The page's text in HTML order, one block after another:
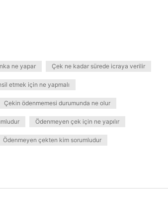
ne yapar Çek ne kadar sürede icraya verilir
etmek için ne yapmalı
Çekin ödenmemesi durumunda ne olur
Ödenmeyen çek için ne yapılır
Ödenmeyen çekten kim sorumludur